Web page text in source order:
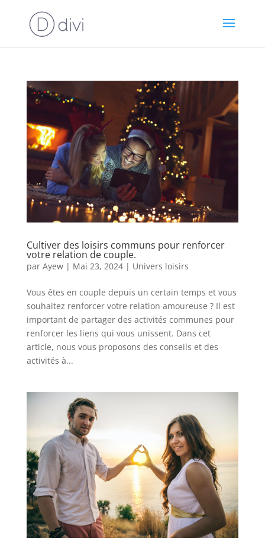
Cultiver des loisirs communs pour renforcer
votre relation de couple.
par Ayew| Mai 23, 2024| Univers loisirs
Vous êtes en couple depuis un certain temps et vous
souhaitez renforcer votre relation amoureuse ? Il est
important de partager des activités communes pour
renforcer les liens qui vous unissent. Dans cet
article, nous vous proposons des conseils et des
activités à...